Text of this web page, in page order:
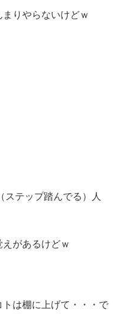
りやらないけどｗ
テップ踏んでる）人
があるけどｗ
トは棚に上げて・・・で